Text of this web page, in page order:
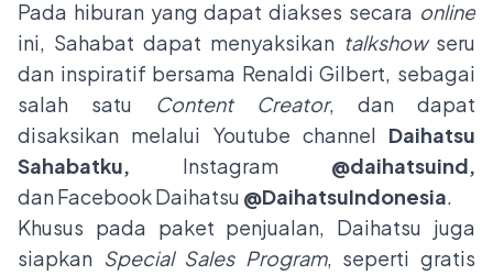
Pada hiburan yang dapat diakses secara online
ini, Sahabat dapat menyaksikan talkshowseru
dan inspiratif bersama Renaldi Gilbert, sebagai
salah satu Content Creator, dan dapat
disaksikan melalui Youtube channel Daihatsu
Sahabatku, Instagram @daihatsuind,
dan Facebook Daihatsu @DaihatsuIndonesia.
Khusus pada paket penjualan, Daihatsu juga
siapkan Special Sales Program, seperti gratis